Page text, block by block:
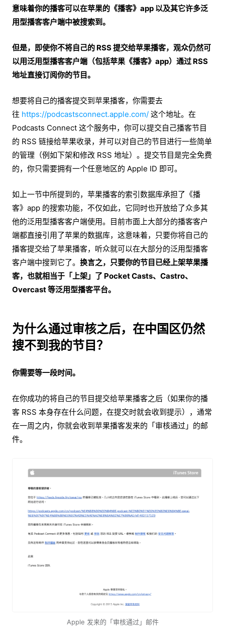
意味着你的播客可以在苹果的《播客》app 以及其它许多泛
用型播客客户端中被搜索到。
但是，即使你不将自己的 RSS 提交给苹果播客，观众仍然可
以用泛用型播客客户端（包括苹果《播客》app）通过 RSS
地址直接订阅你的节目。
想要将自己的播客提交到苹果播客，你需要去
往 https://podcastsconnect.apple.com/ 这个地址。在
Podcasts Connect 这个服务中，你可以提交自己播客节目
的 RSS 链接给苹果收录，并可以对自己的节目进行一些简单
的管理（例如下架和修改 RSS 地址）。提交节目是完全免费
的，你只需要拥有一个任意地区的 Apple ID 即可。
如上一节中所提到的，苹果播客的索引数据库承担了《播
客》app 的搜索功能，不仅如此，它同时也开放给了众多其
他的泛用型播客客户端使用。目前市面上大部分的播客客户
端都直接引用了苹果的数据库，这意味着，只要你将自己的
播客提交给了苹果播客，听众就可以在大部分的泛用型播客
客户端中搜到它了。 换言之，只要你的节目已经上架苹果播
客，也就相当于「上架」了 Pocket Casts、Castro、
Overcast 等泛用型播客平台。
为什么通过审核之后，在中国区仍然
搜不到我的节目？
你需要等一段时间。
在你成功的将自己的节目提交给苹果播客之后（如果你的播
客 RSS 本身存在什么问题，在提交时就会收到提示），通常
在一周之内，你就会收到苹果播客发来的「审核通过」的邮
件。
Apple 发来的「审核通过」邮件